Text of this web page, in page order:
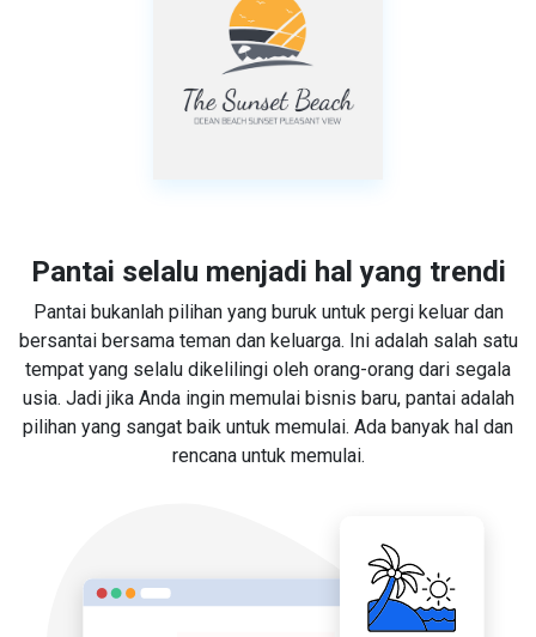
Pantai selalu menjadi hal yang trendi
Pantai bukanlah pilihan yang buruk untuk pergi keluar dan
bersantai bersama teman dan keluarga. Ini adalah salah satu
tempat yang selalu dikelilingi oleh orang-orang dari segala
usia. Jadi jika Anda ingin memulai bisnis baru, pantai adalah
pilihan yang sangat baik untuk memulai. Ada banyak hal dan
rencana untuk memulai.